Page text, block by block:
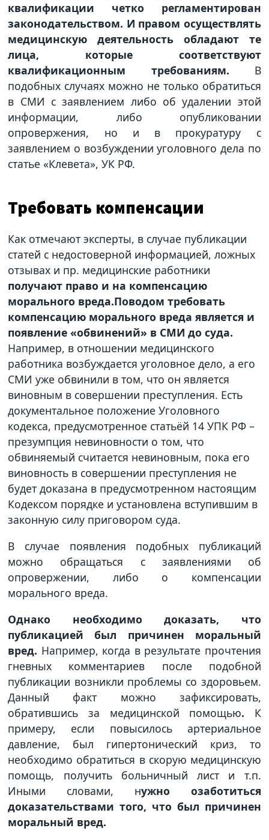
квалификации четко регламентирован
законодательством. И правом осуществлять
медицинскую деятельность обладают те
лица, которые соответствуют
квалификационным требованиям. В
подобных случаях можно не только обратиться
в СМИ с заявлением либо об удалении этой
информации, либо опубликовании
опровержения, но и в прокуратуру с
заявлением о возбуждении уголовного дела по
статье «Клевета», УК РФ.
Требовать компенсации
Как отмечают эксперты, в случае публикации
статей с недостоверной информацией, ложных
отзывах и пр. медицинские работники
получают право и на компенсацию
морального вреда.Поводом требовать
компенсацию морального вреда является и
появление «обвинений» в СМИ до суда.
Например, в отношении медицинского
работника возбуждается уголовное дело, а его
СМИ уже обвинили в том, что он является
виновным в совершении преступления. Есть
документальное положение Уголовного
кодекса, предусмотренное статьёй 14 УПК РФ –
презумпция невиновности о том, что
обвиняемый считается невиновным, пока его
виновность в совершении преступления не
будет доказана в предусмотренном настоящим
Кодексом порядке и установлена вступившим в
законную силу приговором суда.
В случае появления подобных публикаций
можно обращаться с заявлениями об
опровержении, либо о компенсации
морального вреда.
Однако необходимо доказать, что
публикацией был причинен моральный
вред. Например, когда в результате прочтения
гневных комментариев после подобной
публикации возникли проблемы со здоровьем.
Данный факт можно зафиксировать,
обратившись за медицинской помощью. К
примеру, если повысилось артериальное
давление, был гипертонический криз, то
необходимо обратиться в скорую медицинскую
помощь, получить больничный лист и т.п.
Иными словами, нужно озаботиться
доказательствами того, что был причинен
моральный вред.